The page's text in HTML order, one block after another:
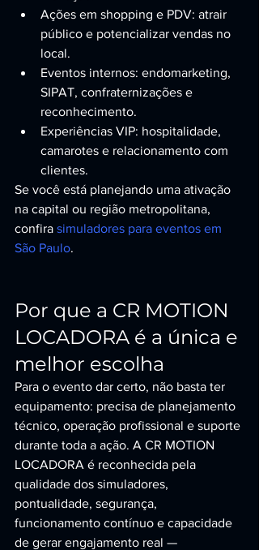
Ações em shopping e PDV: atrair
público e potencializar vendas no
local.
Eventos internos: endomarketing,
SIPAT, confraternizações e
reconhecimento.
Experiências VIP: hospitalidade,
camarotes e relacionamento com
clientes.
Se você está planejando uma ativação
na capital ou região metropolitana,
confira simuladores para eventos em
São Paulo.
Por que a CR MOTION
LOCADORA é a única e
melhor escolha
Para o evento dar certo, não basta ter
equipamento: precisa de planejamento
técnico, operação profissional e suporte
durante toda a ação. A CR MOTION
LOCADORA é reconhecida pela
qualidade dos simuladores,
pontualidade, segurança,
funcionamento contínuo e capacidade
de gerar engajamento real —